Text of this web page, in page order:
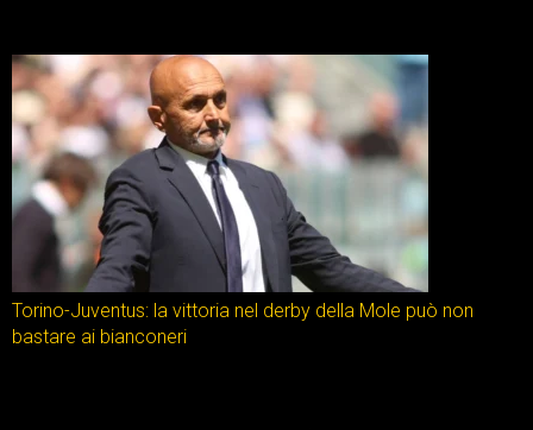
Torino-Juventus: la vittoria nel derby della Mole può non
bastare ai bianconeri